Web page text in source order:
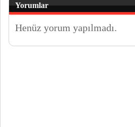
Yorumlar
Henüz yorum yapılmadı.